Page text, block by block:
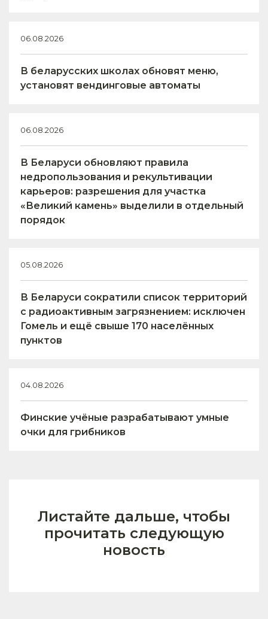
06.08.2026
В беларусских школах обновят меню,
установят вендинговые автоматы
06.08.2026
В Беларуси обновляют правила
недропользования и рекультивации
карьеров: разрешения для участка
«Великий камень» выделили в отдельный
порядок
05.08.2026
В Беларуси сократили список территорий
с радиоактивным загрязнением: исключен
Гомель и ещё свыше 170 населённых
пунктов
04.08.2026
Финские учёные разрабатывают умные
очки для грибников
Листайте дальше, чтобы
прочитать следующую
новость